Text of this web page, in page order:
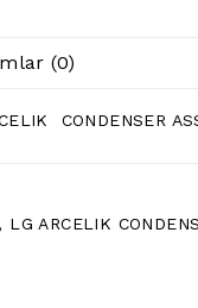
(0)
CONDENSER
, LG ARCELIK